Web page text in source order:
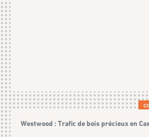
Westwood : Trafic de bois précieux en